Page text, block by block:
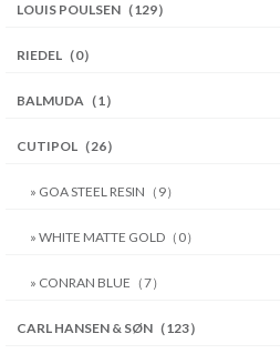
LOUIS POULSEN（129）
RIEDEL（0）
BALMUDA（1）
CUTIPOL（26）
» GOA STEEL RESIN（9）
» WHITE MATTE GOLD（0）
» CONRAN BLUE（7）
CARL HANSEN & SØN（123）